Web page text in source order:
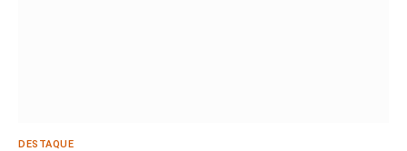
DESTAQUE